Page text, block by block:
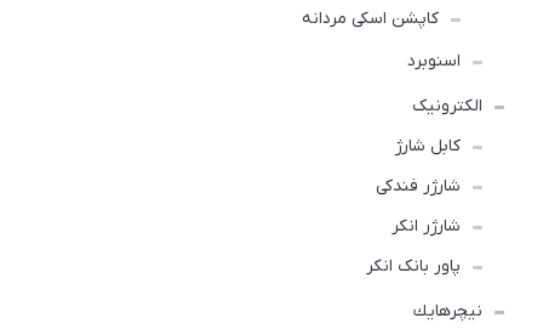
کاپشن اسکی مردانه
اسنوبرد
الکترونیک
کابل شارژ
شارژر فندکی
شارژر انکر
پاور بانک انکر
نيچرهايك